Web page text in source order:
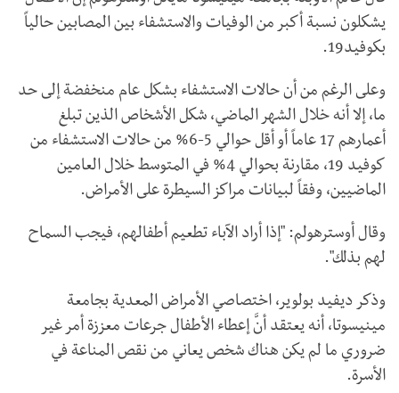
يشكلون نسبة أكبر من الوفيات والاستشفاء بين المصابين حالياً
بكوفيد19.
وعلى الرغم من أن حالات الاستشفاء بشكل عام منخفضة إلى حد
ما، إلا أنه خلال الشهر الماضي، شكل الأشخاص الذين تبلغ
أعمارهم 17 عاماً أو أقل حوالي 5-6% من حالات الاستشفاء من
كوفيد 19، مقارنة بحوالي 4% في المتوسط خلال العامين
الماضيين، وفقاً لبيانات مراكز السيطرة على الأمراض.
وقال أوسترهولم: "إذا أراد الآباء تطعيم أطفالهم، فيجب السماح
لهم بذلك".
وذكر ديفيد بولوير، اختصاصي الأمراض المعدية بجامعة
مينيسوتا، أنه يعتقد أنَّ إعطاء الأطفال جرعات معززة أمر غير
ضروري ما لم يكن هناك شخص يعاني من نقص المناعة في
الأسرة.